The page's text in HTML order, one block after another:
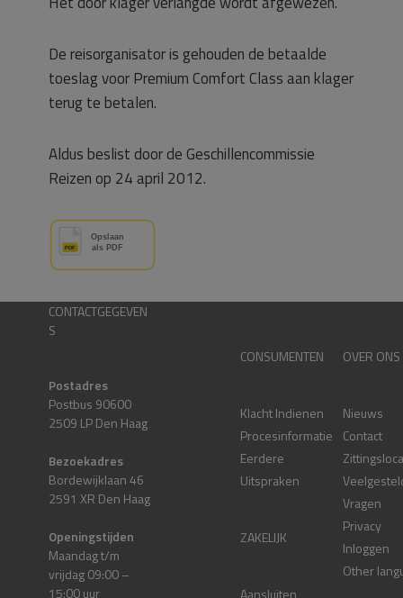
De reisorganisator is gehouden de betaalde
toeslag voor Premium Comfort Class aan klager
terug te betalen.
Aldus beslist door de Geschillencommissie
Reizen op 24 april 2012.
CONTACTGEGEVEN
S
Postadres
Postbus 90600
2509 LP Den Haag
Bezoekadres
Bordewijklaan 46
2591 XR Den Haag
Openingstijden
Maandag t/m
vrijdag 09:00 –
15:00 uur
CONSUMENTEN
Klacht Indienen
Procesinformatie
Eerdere
Uitspraken
ZAKELIJK
Aansluiten
OVER ONS
Nieuws
Contact
Vragen
Privacy
Inloggen
Other